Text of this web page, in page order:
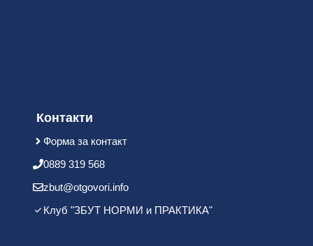
Контакти
Форма за контакт
0889 319 568
zbut@otgovori.info
Клуб "ЗБУТ НОРМИ и ПРАКТИКА"